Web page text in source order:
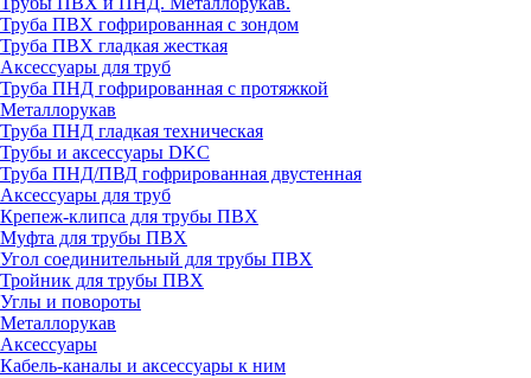
Труба ПВХ гофрированная с зондом
Труба ПВХ гладкая жесткая
Аксессуары для труб
Труба ПНД гофрированная с протяжкой
Металлорукав
Труба ПНД гладкая техническая
Трубы и аксессуары DKC
Труба ПНД/ПВД гофрированная двустенная
Аксессуары для труб
Крепеж-клипса для трубы ПВХ
Муфта для трубы ПВХ
Угол соединительный для трубы ПВХ
Тройник для трубы ПВХ
Углы и повороты
Металлорукав
Аксессуары
Кабель-каналы и аксессуары к ним